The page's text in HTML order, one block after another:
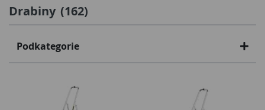
Drabiny (162)
Podkategorie